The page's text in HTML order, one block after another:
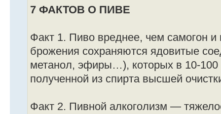
7 ФАКТОВ О ПИВЕ
Факт 1. Пиво вреднее, чем самогон и
брожения сохраняются ядовитые
метанол, эфиры…), которых в 10-
полученной из спирта высшей
Факт 2. Пивной алкоголизм —